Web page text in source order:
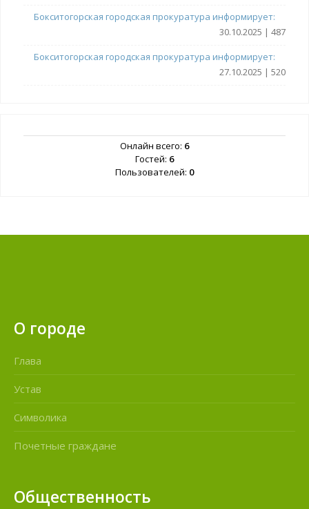
Бокситогорская городская прокуратура информирует:
30.10.2025 | 487
Бокситогорская городская прокуратура информирует:
27.10.2025 | 520
Онлайн всего: 6
Гостей: 6
Пользователей: 0
О городе
Глава
Устав
Символика
Почетные граждане
Общественность